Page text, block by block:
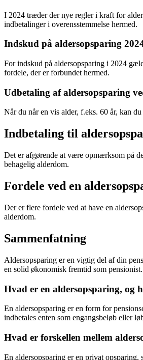
I 2024 træder der nye regler i kraft for
indbetalinger i overensstemmelse hermed.
Indskud på aldersopsparing
For indskud på aldersopsparing i 2024
fordele, der er forbundet hermed.
Udbetaling af aldersopsparing
Når du når en vis alder, f.eks. 60 år, kan
Indbetaling til
Det er afgørende at være opmærksom på
behagelig alderdom.
Fordele ved en
Der er flere fordele ved at have en
alderdom.
Sammenfatning
Aldersopsparing er en vigtig del af din
en solid økonomisk fremtid som pensionist.
Hvad er en aldersopsparing, og
En aldersopsparing er en form for
indbetales enten som engangsbeløb eller
Hvad er forskellen mellem
En aldersopsparing er en privat